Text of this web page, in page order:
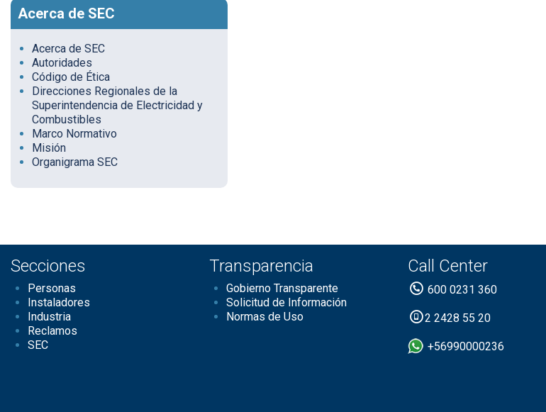
Acerca de SEC
Acerca de SEC
Autoridades
Código de Ética
Direcciones Regionales de la
Superintendencia de Electricidad y
Combustibles
Marco Normativo
Misión
Organigrama SEC
Secciones
Personas
Instaladores
Industria
Reclamos
SEC
Transparencia
Gobierno Transparente
Solicitud de Información
Normas de Uso
Call Center
600 0231 360
2 2428 55 20
+56990000236